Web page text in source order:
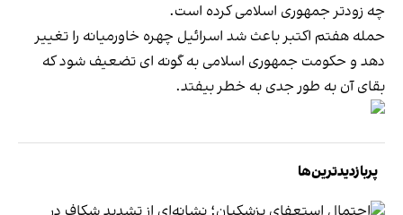
چه زودتر جمهوری اسلامی کرده است.
حمله هفتم اکتبر باعث شد اسرائیل چهره خاورمیانه را تغییر
دهد و حکومت جمهوری اسلامی به گونه ای تضعیف شود که
بقای آن به طور جدی به خطر بیفتد.
پربازدیدترین‌ها